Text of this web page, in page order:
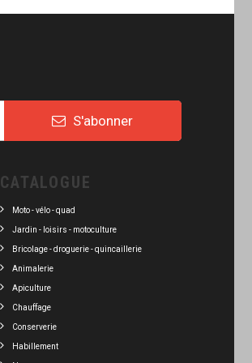
S'abonner
CATALOGUE
Moto - vélo - quad
Jardin - loisirs - motoculture
Bricolage - droguerie - quincaillerie
Animalerie
Apiculture
Chauffage
Conserverie
Habillement